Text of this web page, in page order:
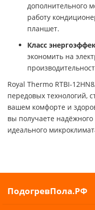
дополнительного
работу
планшет.​
Класс
экономить на
Royal Thermo RTBI-
передовых технологий,
вашем комфорте и
вы получаете
идеального
ПодогревПола.РФ